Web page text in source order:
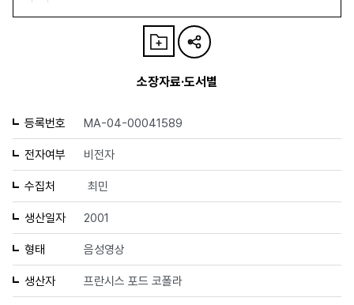
소장자료·도서별
등록번호 MA-04-00041589
전자여부 비전자
수집처 최민
생산일자 2001
형태 음성영상
생산자 프란시스 포드 코폴라